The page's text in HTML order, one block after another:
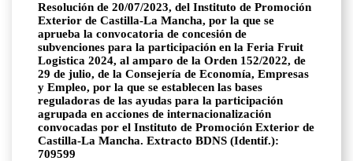
Resolución de 20/07/2023, del Instituto de Promoción
Exterior de Castilla-La Mancha, por la que se
aprueba la convocatoria de concesión de
subvenciones para la participación en la Feria Fruit
Logistica 2024, al amparo de la Orden 152/2022, de
29 de julio, de la Consejería de Economía, Empresas
y Empleo, por la que se establecen las bases
reguladoras de las ayudas para la participación
agrupada en acciones de internacionalización
convocadas por el Instituto de Promoción Exterior de
Castilla-La Mancha. Extracto BDNS (Identif.):
709599